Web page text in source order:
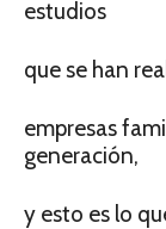
estudios
que se han
empresas
generación,
y esto es lo